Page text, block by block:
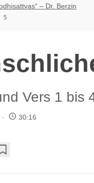
– Dr. Berzin
5
Vers 1 bis
30:16